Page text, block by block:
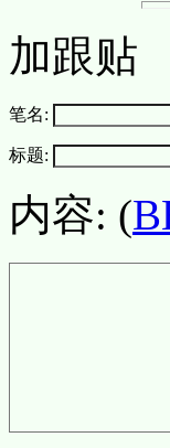
加跟贴
笔名:
标题:
内容: (